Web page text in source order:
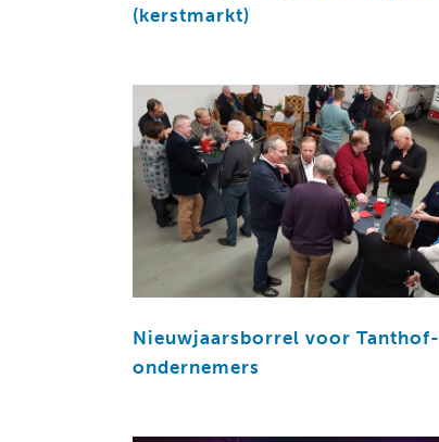
(kerstmarkt)
Nieuwjaarsborrel voor Tanthof-
ondernemers